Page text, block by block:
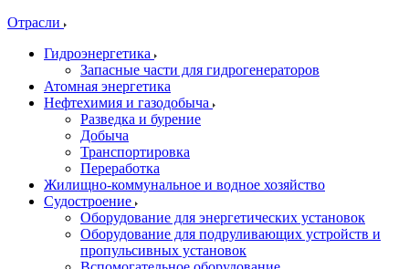
Отрасли
Гидроэнергетика
Запасные части для гидрогенераторов
Атомная энергетика
Нефтехимия и газодобыча
Разведка и бурение
Добыча
Транспортировка
Переработка
Жилищно-коммунальное и водное хозяйство
Судостроение
Оборудование для энергетических установок
Оборудование для подруливающих устройств и
пропульсивных установок